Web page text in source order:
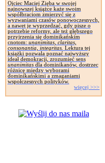
Ojciec Maciej Zięba w swojej
najnowszej książce każe swoim
współbraciom zmierzyć się z
wyzwaniami czasów ponowoczesnych,
a nawet je wyprzedzać, gdy pisze o
potrzebie reformy, ale też głębszego
przyjrzenia się dominikańskim
cnotom: unanimitas, claritas,
consonantia, integritas. Lektura tej
książki pozwala poznać najwyższy
ideał demokracji, zrozumieć sens
unanimitasdla dominikanów, dostrzec
różnicę między wyborami
dominikańskimi a zmaganiami
wspołczesnych polityków.
więcej >>>